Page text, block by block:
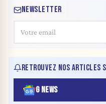
NEWSLETTER
RETROUVEZ NOS ARTICLES
G NEWS